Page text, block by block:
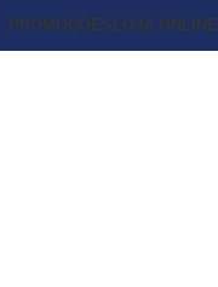
PROMOÇÕES LOJA ONLINE